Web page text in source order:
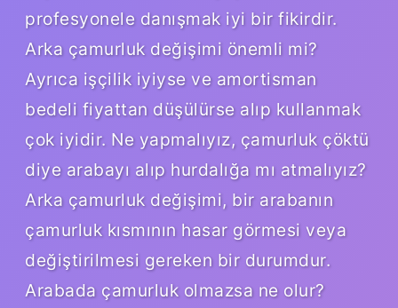
profesyonele danışmak iyi bir fikirdir.
Arka çamurluk değişimi önemli mi?
Ayrıca işçilik iyiyse ve amortisman
bedeli fiyattan düşülürse alıp kullanmak
çok iyidir. Ne yapmalıyız, çamurluk çöktü
diye arabayı alıp hurdalığa mı atmalıyız?
Arka çamurluk değişimi, bir arabanın
çamurluk kısmının hasar görmesi veya
değiştirilmesi gereken bir durumdur.
Arabada çamurluk olmazsa ne olur?